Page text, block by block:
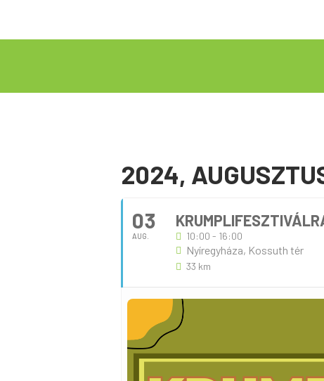
2024,
03
AUG. 10:00 - 16:00
Nyíregyháza, Kossuth tér
33 km